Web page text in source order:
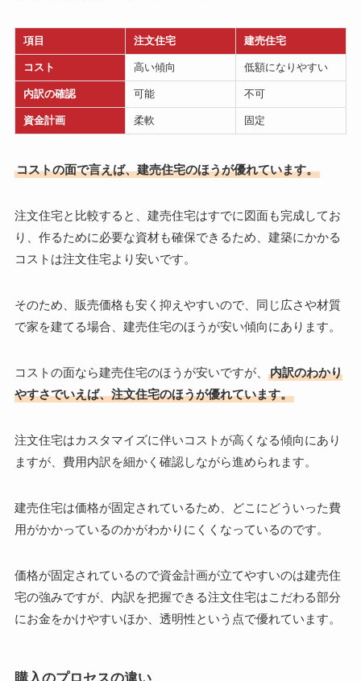
項目 注文住宅 建売住宅
コスト 高い傾向 低額になりやすい
内訳の確認 可能 不可
資金計画 柔軟 固定
コストの面で言えば、建売住宅のほうが優れています。
注文住宅と比較すると、建売住宅はすでに図面も完成してお
り、作るために必要な資材も確保できるため、建築にかかる
コストは注文住宅より安いです。
そのため、販売価格も安く抑えやすいので、同じ広さや材質
で家を建てる場合、建売住宅のほうが安い傾向にあります。
コストの面なら建売住宅のほうが安いですが、
内訳のわかり
やすさでいえば、注文住宅のほうが優れています。
注文住宅はカスタマイズに伴いコストが高くなる傾向にあり
ますが、費用内訳を細かく確認しながら進められます。
建売住宅は価格が固定されているため、どこにどういった費
用がかかっているのかがわかりにくくなっているのです。
価格が固定されているので資金計画が立てやすいのは建売住
宅の強みですが、内訳を把握できる注文住宅はこだわる部分
にお金をかけやすいほか、透明性という点で優れています。
購入のプロセスの違い